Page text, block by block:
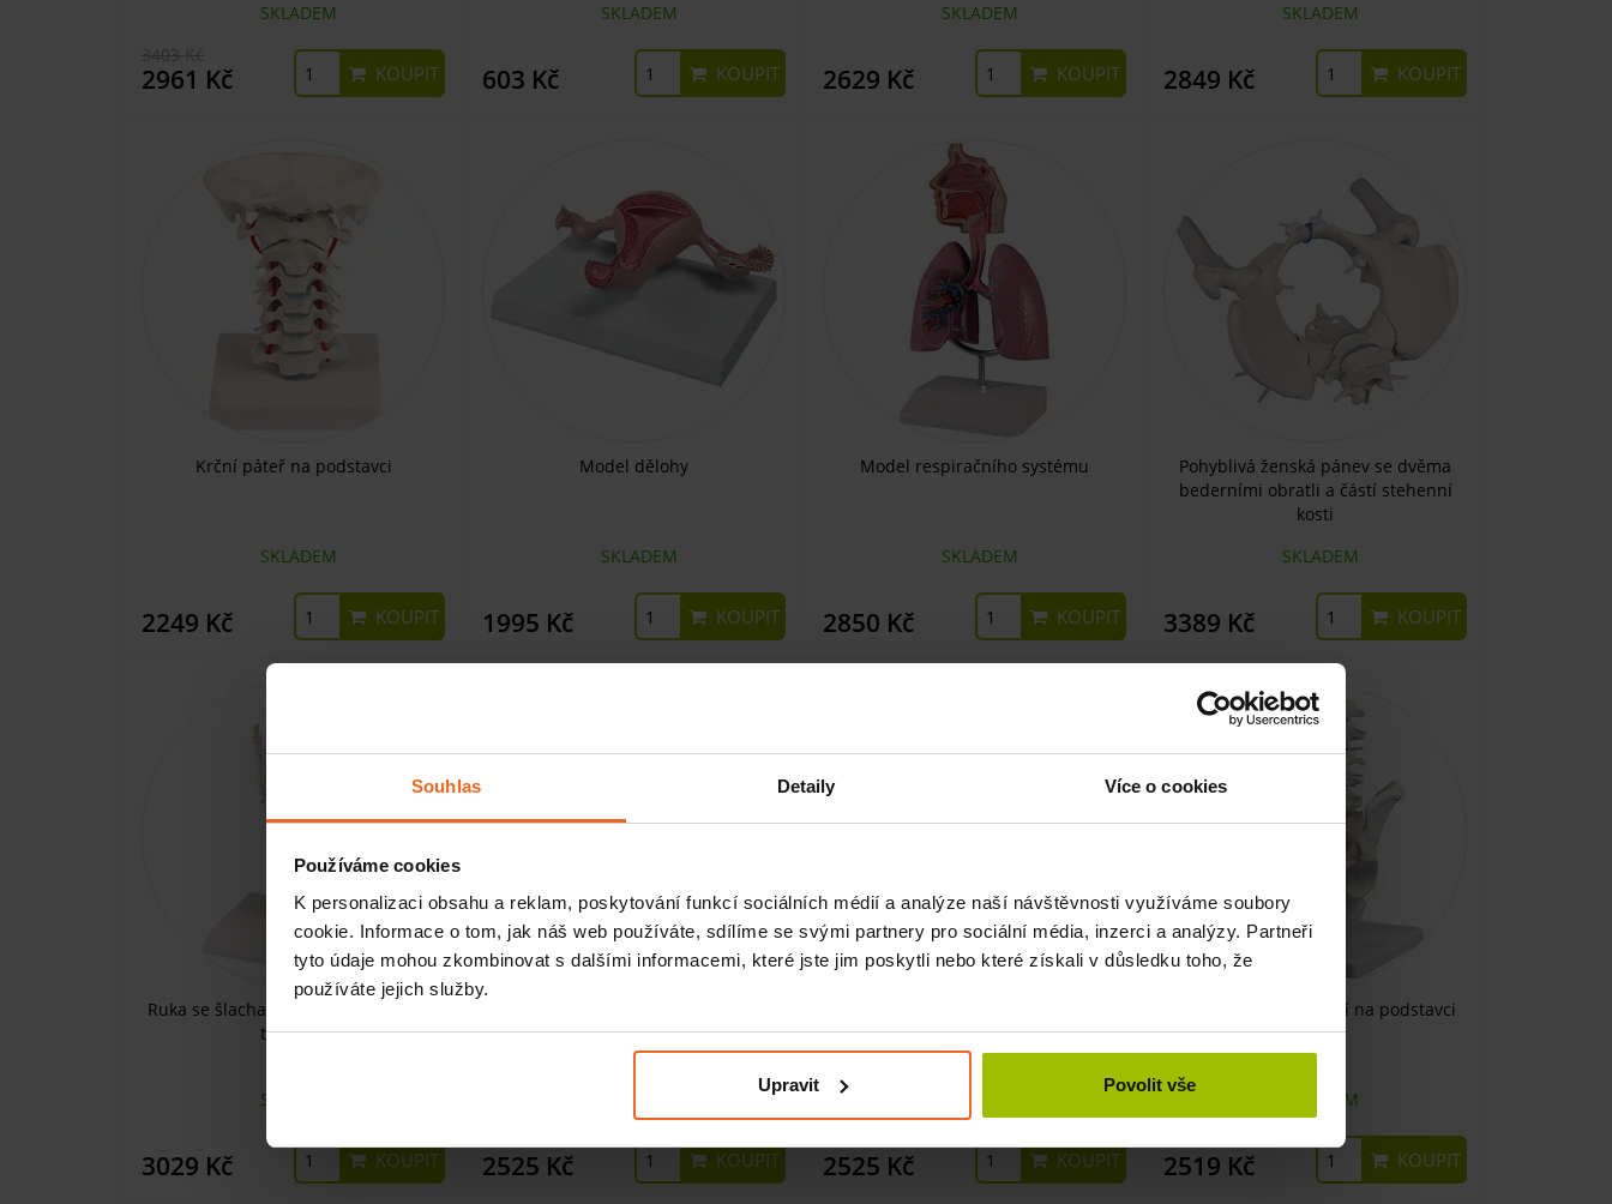
Souhlas Detaily Více o cookies
Používáme cookies
K personalizaci obsahu a reklam, poskytování funkcí sociálních médií a analýze naší návštěvnosti využíváme soubory
cookie. Informace o tom, jak náš web používáte, sdílíme se svými partnery pro sociální média, inzerci a analýzy. Partneři
tyto údaje mohou zkombinovat s dalšími informacemi, které jste jim poskytli nebo které získali v důsledku toho, že
používáte jejich služby.
Upravit Povolit vše
SKLADEM
2961 Kč KOUPIT
SKLADEM
603 Kč KOUPIT
SKLADEM
2629 Kč KOUPIT
SKLADEM
2849 Kč KOUPIT
Krční páteř na podstavci
SKLADEM
2249 Kč KOUPIT
Model dělohy
SKLADEM
1995 Kč KOUPIT
Model respiračního systému
SKLADEM
2850 Kč KOUPIT
Pohyblivá ženská pánev se dvěma
bederními obratli a částí stehenní
kosti
SKLADEM
3389 Kč KOUPIT
Ruka se šlachami, nervy a karpálním
tunelem
SKLADEM
3029 Kč KOUPIT 2525 Kč KOUPIT 2525 Kč KOUPIT
Bederní páteř s pánví na podstavci
SKLADEM
2519 Kč KOUPIT